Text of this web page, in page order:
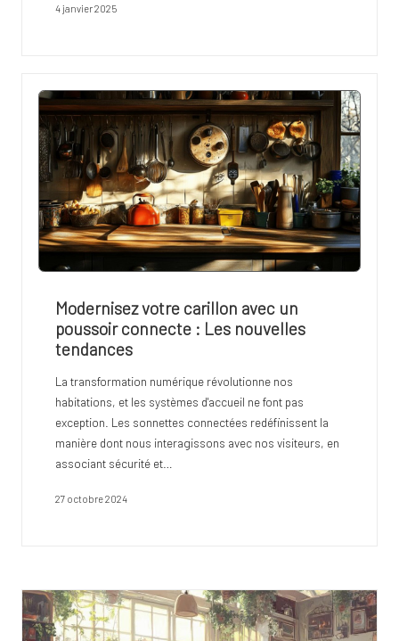
4 janvier 2025
Modernisez votre carillon avec un
poussoir connecte : Les nouvelles
tendances
La transformation numérique révolutionne nos
habitations, et les systèmes d'accueil ne font pas
exception. Les sonnettes connectées redéfinissent la
manière dont nous interagissons avec nos visiteurs, en
associant sécurité et…
27 octobre 2024